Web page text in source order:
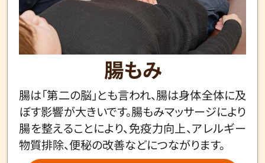
腸もみ
腸は「第二の脳」とも言われ、腸は身体全体に及
ぼす影響が大きいです。腸もみマッサージにより
腸を整えることにより、免疫力向上、アレルギー
物質排除、便秘の改善などにつながります。